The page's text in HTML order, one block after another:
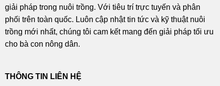
giải pháp trong nuôi trồng. Với tiêu trí trực tuyến và phân
phối trên toàn quốc. Luôn cập nhật tin tức và kỹ thuật nuôi
trồng mới nhất, chúng tôi cam kết mang đến giải pháp tối ưu
cho bà con nông dân.
THÔNG TIN LIÊN HỆ